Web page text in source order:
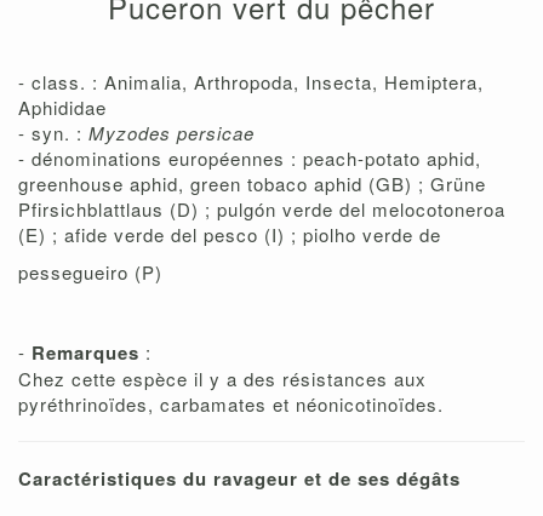
- class. : Animalia, Arthropoda, Insecta, Hemiptera,
Aphididae
- syn. : Myzodes persicae
- dénominations européennes : peach-potato aphid,
greenhouse aphid, green tobaco aphid (GB) ; Grüne
Pfirsichblattlaus (D) ; pulgón verde del melocotoneroa
(E) ; afide verde del pesco (I) ; piolho verde de
pessegueiro (P)
- Remarques :
Chez cette espèce il y a des résistances aux
pyréthrinoïdes, carbamates et néonicotinoïdes.
Caractéristiques du ravageur et de ses dégâts